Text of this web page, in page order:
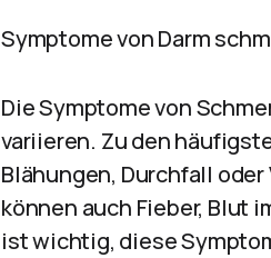
Symptome von Darm
Die Symptome von
variieren. Zu den
Blähungen, Durchfall
können auch Fieber, Blut
ist wichtig, diese